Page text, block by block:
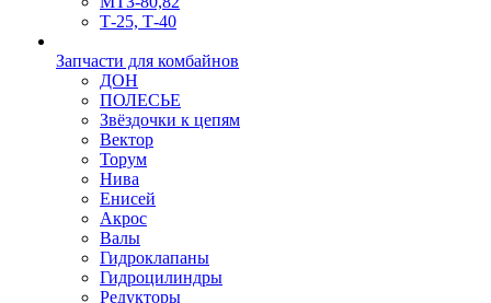
Т-25, Т-40
Запчасти для комбайнов
ДОН
ПОЛЕСЬЕ
Звёздочки к цепям
Вектор
Торум
Нива
Енисей
Акрос
Валы
Гидроклапаны
Гидроцилиндры
Редукторы